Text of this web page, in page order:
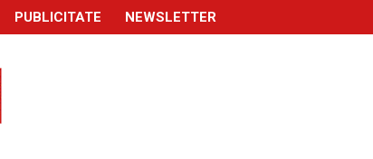
PUBLICITATE NEWSLETTER